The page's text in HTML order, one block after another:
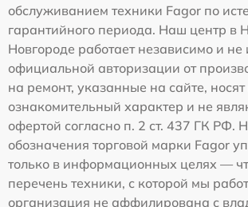
обслуживанием техники Fagor по
гарантийного периода. Наш центр в
Новгороде работает независимо и не
официальной авторизации от
на ремонт, указанные на сайте,
ознакомительный характер и не
офертой согласно п. 2 ст. 437 ГК РФ.
обозначения торговой марки Fagor
только в информационных целях —
перечень техники, с которой мы
организация не аффилирована с